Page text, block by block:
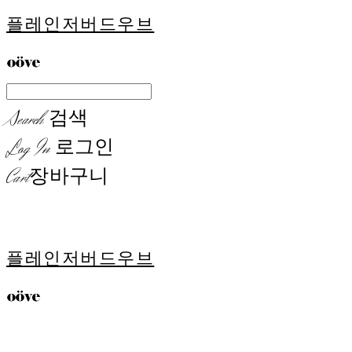
플레인저버드우브
Search검색
Log In 로그인
Cart장바구니
플레인저버드우브